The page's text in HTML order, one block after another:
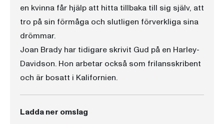
en kvinna får hjälp att hitta tillbaka till sig själv, att
tro på sin förmåga och slutligen förverkliga sina
drömmar.
Joan Brady har tidigare skrivit Gud på en Harley-
Davidson. Hon arbetar också som frilansskribent
och är bosatt i Kalifornien.
Ladda ner omslag